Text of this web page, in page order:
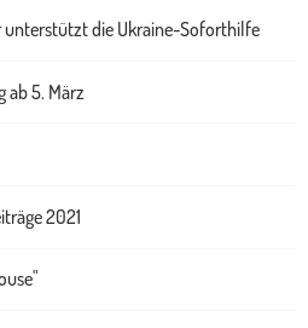
die Ukraine-Soforthilfe
ab 5. März
2021